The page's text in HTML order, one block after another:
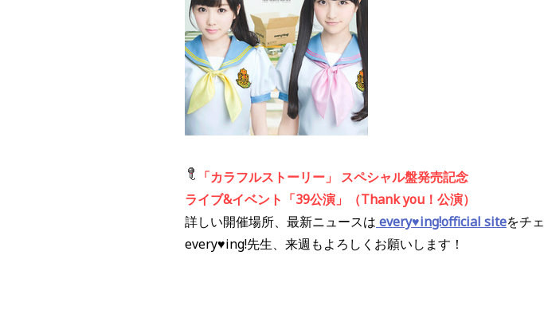
「カラフルストーリー」 スペシャル盤発売記念
ライブ&イベント「39公演」（Thank you！公演）
詳しい開催場所、最新ニュースは every♥ing!official siteをチ
every♥ing!先生、来週もよろしくお願いします！